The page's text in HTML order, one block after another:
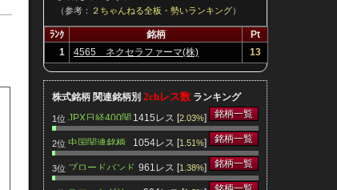
（参考：２ちゃんねる全板・勢いランキング）
ﾗﾝｸ 銘柄
Pt
1
4565 ネクセラファーマ(株) 13
株式銘柄 関連銘柄別 2chレス数 ランキング
1位 JPX日経400関
連銘柄
1415レス [2.03%] 銘柄一覧
2位 中国関連銘柄 1054レス [1.51%] 銘柄一覧
3位 ブロードバンド
関連銘柄
961レス [1.38%] 銘柄一覧